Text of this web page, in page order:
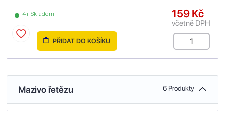
4+ Skladem 159 Kč
včetně DPH
PŘIDAT DO KOŠÍKU
Mazivo řetězu 6 Produkty